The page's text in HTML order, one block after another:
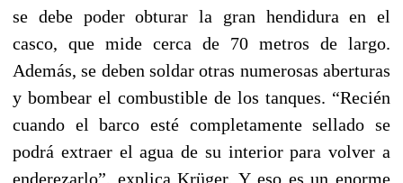
se debe poder obturar la gran hendidura en el
casco, que mide cerca de 70 metros de largo.
Además, se deben soldar otras numerosas aberturas
y bombear el combustible de los tanques. “Recién
cuando el barco esté completamente sellado se
podrá extraer el agua de su interior para volver a
enderezarlo”, explica Krüger. Y eso es un enorme